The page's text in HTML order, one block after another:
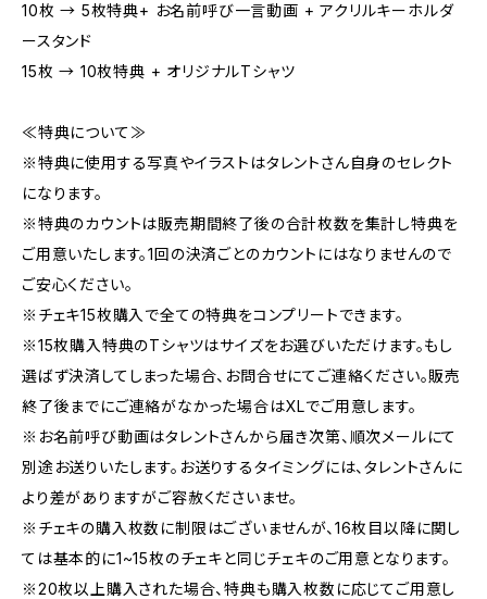
10枚 → 5枚特典+ お名前呼び一言動画 + アクリルキーホルダ
ースタンド
15枚 → 10枚特典 + オリジナルTシャツ
≪特典について≫
※特典に使用する写真やイラストはタレントさん自身のセレクト
になります。
※特典のカウントは販売期間終了後の合計枚数を集計し特典を
ご用意いたします。1回の決済ごとのカウントにはなりませんので
ご安心ください。
※チェキ15枚購入で全ての特典をコンプリートできます。
※15枚購入特典のTシャツはサイズをお選びいただけます。もし
選ばず決済してしまった場合、お問合せにてご連絡ください。販売
終了後までにご連絡がなかった場合はXLでご用意します。
※お名前呼び動画はタレントさんから届き次第、順次メールにて
別途お送りいたします。お送りするタイミングには、タレントさんに
より差がありますがご容赦くださいませ。
※チェキの購入枚数に制限はございませんが、16枚目以降に関し
ては基本的に1~15枚のチェキと同じチェキのご用意となります。
※20枚以上購入された場合、特典も購入枚数に応じてご用意し